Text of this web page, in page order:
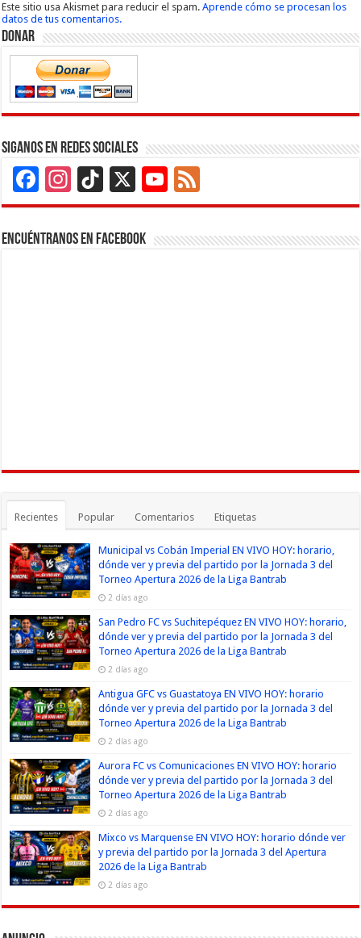
Este sitio usa Akismet para reducir el spam.Aprende cómo se procesan los
datos de tus comentarios.
Donar
Siganos en Redes Sociales
Facebook
Instagram
TikTok
X
YouTube
Channel
Encuéntranos en Facebook
Recientes Popular Comentarios Etiquetas
Municipal vs Cobán Imperial EN VIVO HOY: horario,
dónde ver y previa del partido por la Jornada 3 del
Torneo Apertura 2026 de la Liga Bantrab
2 días ago
San Pedro FC vs Suchitepéquez EN VIVO HOY: horario,
dónde ver y previa del partido por la Jornada 3 del
Torneo Apertura 2026 de la Liga Bantrab
2 días ago
Antigua GFC vs Guastatoya EN VIVO HOY: horario
dónde ver y previa del partido por la Jornada 3 del
Torneo Apertura 2026 de la Liga Bantrab
2 días ago
Aurora FC vs Comunicaciones EN VIVO HOY: horario
dónde ver y previa del partido por la Jornada 3 del
Torneo Apertura 2026 de la Liga Bantrab
2 días ago
Mixco vs Marquense EN VIVO HOY: horario dónde ver
y previa del partido por la Jornada 3 del Apertura
2026 de la Liga Bantrab
2 días ago